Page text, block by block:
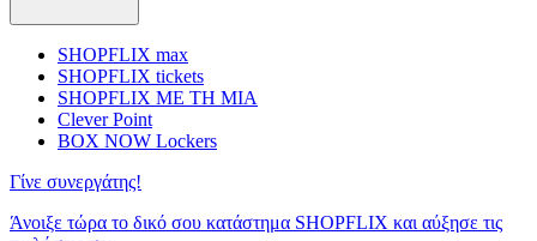
SHOPFLIX max
SHOPFLIX tickets
SHOPFLIX ΜΕ ΤΗ ΜΙΑ
Clever Point
BOX NOW Lockers
Γίνε συνεργάτης!
Άνοιξε τώρα το δικό σου κατάστημα SHOPFLIX και αύξησε τις